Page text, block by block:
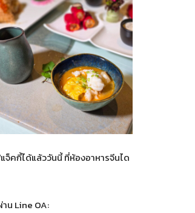
คกี้ได้แล้ววันนี้ ที่ห้องอาหารจีนได
น Line OA: